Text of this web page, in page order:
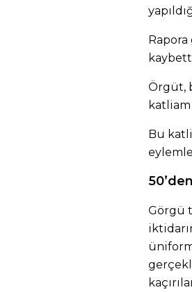
Örgüt,
katliam
Bu
Görgü